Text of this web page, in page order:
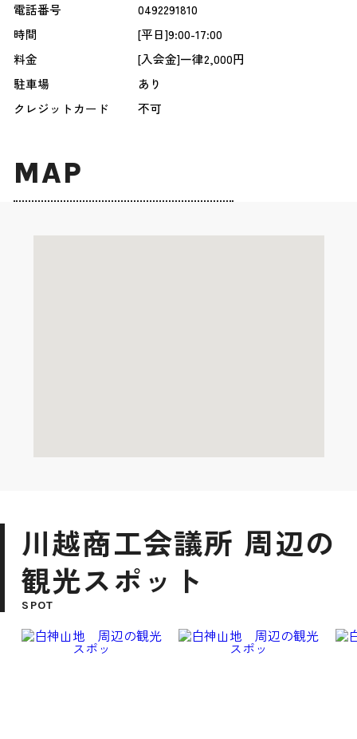
電話番号
0492291810
時間
[平日]9:00-17:00
料金
[入会金]一律2,000円
駐車場
あり
クレジットカード
不可
MAP
川越商工会議所 周辺の
観光スポット
SPOT